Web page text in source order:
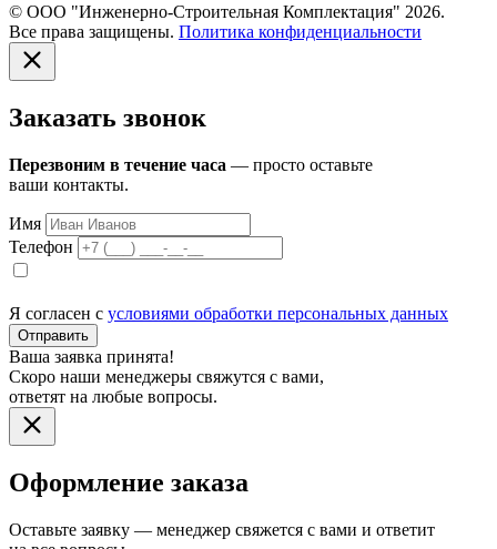
© ООО "Инженерно-Строительная Комплектация" 2026.
Все права защищены. Политика конфиденциальности
Заказать звонок
Перезвоним в течение часа — просто оставьте
ваши контакты.
Имя
Телефон
Я согласен с условиями обработки персональных данных
Отправить
Ваша заявка принята!
Скоро наши менеджеры свяжутся с вами,
ответят на любые вопросы.
Оформление заказа
Оставьте заявку — менеджер свяжется с вами и ответит